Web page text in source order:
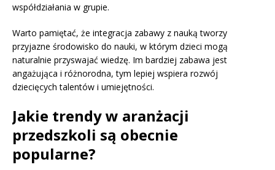
współdziałania w grupie.
Warto pamiętać, że integracja zabawy z nauką tworzy
przyjazne środowisko do nauki, w którym dzieci mogą
naturalnie przyswajać wiedzę. Im bardziej zabawa jest
angażująca i różnorodna, tym lepiej wspiera rozwój
dziecięcych talentów i umiejętności.
Jakie trendy w aranżacji
przedszkoli są obecnie
popularne?